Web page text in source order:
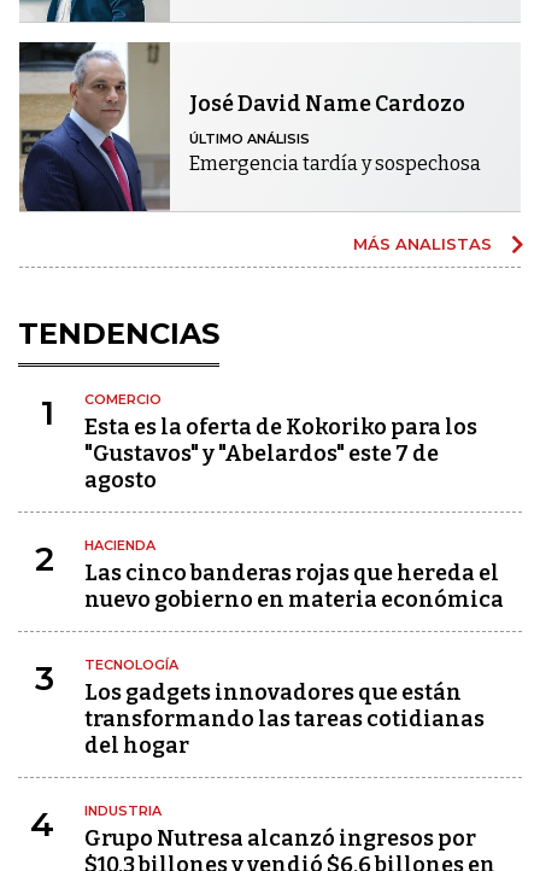
José David Name Cardozo
ÚLTIMO ANÁLISIS
Emergencia tardía y sospechosa
MÁS ANALISTAS
TENDENCIAS
1 COMERCIO
Esta es la oferta de Kokoriko para los
"Gustavos" y "Abelardos" este 7 de
agosto
2 HACIENDA
Las cinco banderas rojas que hereda el
nuevo gobierno en materia económica
3 TECNOLOGÍA
Los gadgets innovadores que están
transformando las tareas cotidianas
del hogar
4 INDUSTRIA
Grupo Nutresa alcanzó ingresos por
$10,3 billones y vendió $6,6 billones en